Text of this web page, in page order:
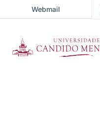
Webmail